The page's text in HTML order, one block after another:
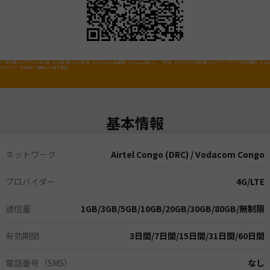
旅行用eSIMアプリ」のDL数（2025年4月～2026年3月・iOS&Android合算値・AppTweak調べ）。「旅行」カテゴリから旅行用eSIMアプリ（アプリ名か説明に「
るアプリ）を当社にて抽出しDL数を算出。
基本情報
ネットワーク Airtel Congo (DRC) / Vodacom Congo
プロバイダー 4G/LTE
通信量 1GB/3GB/5GB/10GB/20GB/30GB/80GB/無制限
有効期間 3日間/7日間/15日間/31日間/60日間
電話番号（SMS） なし